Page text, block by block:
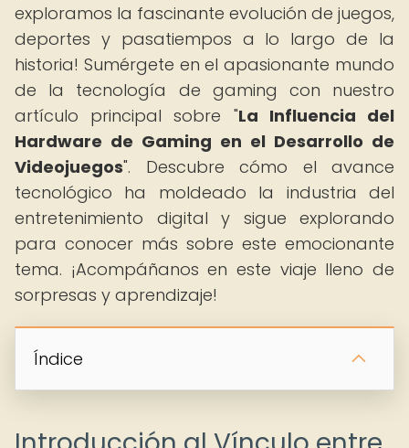
exploramos la fascinante evolución de juegos,
deportes y pasatiempos a lo largo de la
historia! Sumérgete en el apasionante mundo
de la tecnología de gaming con nuestro
artículo principal sobre "La Influencia del
Hardware de Gaming en el Desarrollo de
Videojuegos". Descubre cómo el avance
tecnológico ha moldeado la industria del
entretenimiento digital y sigue explorando
para conocer más sobre este emocionante
tema. ¡Acompáñanos en este viaje lleno de
sorpresas y aprendizaje!
Índice